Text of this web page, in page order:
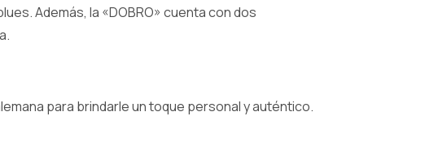
Además, la «DOBRO» cuenta con dos
para brindarle un toque personal y auténtico.